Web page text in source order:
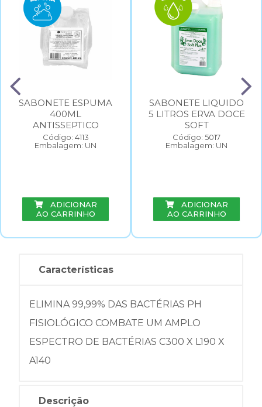
SABONETE ESPUMA
400ML
ANTISSEPTICO
Código: 4113
Embalagem: UN
ADICIONAR
AO CARRINHO
SABONETE LIQUIDO
5 LITROS ERVA DOCE
SOFT
Código: 5017
Embalagem: UN
ADICIONAR
AO CARRINHO
Características
ELIMINA 99,99% DAS BACTÉRIAS PH
FISIOLÓGICO COMBATE UM AMPLO
ESPECTRO DE BACTÉRIAS C300 X L190 X
A140
Descrição